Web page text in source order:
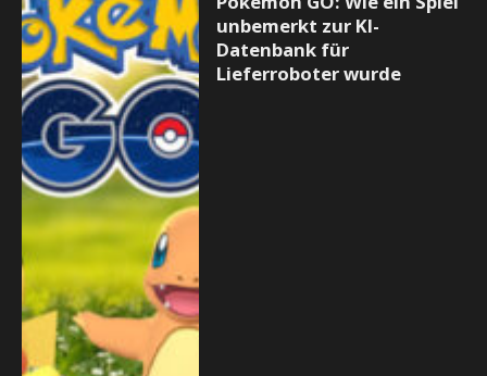
unbemerkt zur KI-
Datenbank für
Lieferroboter wurde